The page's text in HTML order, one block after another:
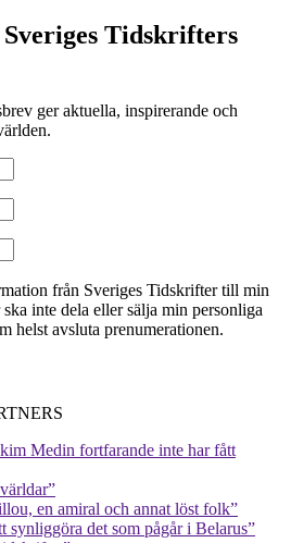
Tidskrifters
ger aktuella, inspirerande och
från Sveriges Tidskrifter till min
inte dela eller sälja min personliga
helst avsluta prenumerationen.
Medin fortfarande inte har fått
en amiral och annat löst folk”
synliggöra det som pågår i Belarus”